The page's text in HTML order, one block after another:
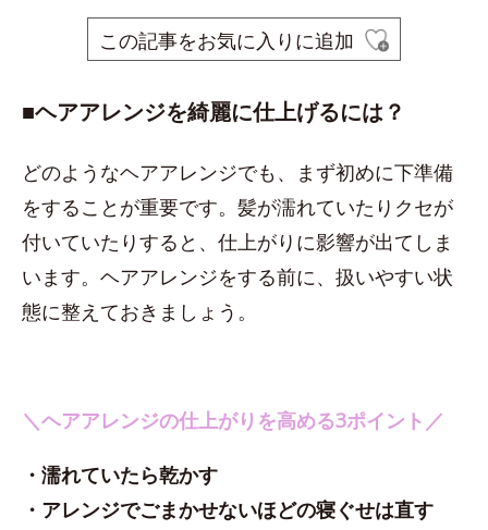
この記事をお気に入りに追加
■​ヘアアレンジを綺麗に仕上げるには？
どのようなヘアアレンジでも、まず初めに下準備
をすることが重要です。髪が濡れていたりクセが
付いていたりすると、仕上がりに影響が出てしま
います。ヘアアレンジをする前に、扱いやすい状
態に整えておきましょう。
＼ヘアアレンジの仕上がりを高める3ポイント／
・濡れていたら乾かす
・アレンジでごまかせないほどの寝ぐせは直す